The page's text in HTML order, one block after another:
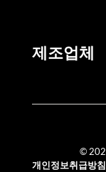
제조업체
©
개인정보취급방침